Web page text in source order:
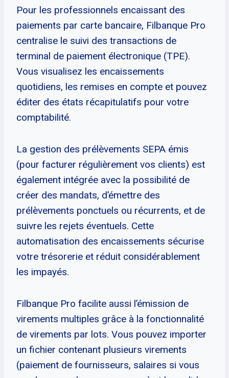
Pour les professionnels encaissant des
paiements par carte bancaire, Filbanque Pro
centralise le suivi des transactions de
terminal de paiement électronique (TPE).
Vous visualisez les encaissements
quotidiens, les remises en compte et pouvez
éditer des états récapitulatifs pour votre
comptabilité.
La gestion des prélèvements SEPA émis
(pour facturer régulièrement vos clients) est
également intégrée avec la possibilité de
créer des mandats, d’émettre des
prélèvements ponctuels ou récurrents, et de
suivre les rejets éventuels. Cette
automatisation des encaissements sécurise
votre trésorerie et réduit considérablement
les impayés.
Filbanque Pro facilite aussi l’émission de
virements multiples grâce à la fonctionnalité
de virements par lots. Vous pouvez importer
un fichier contenant plusieurs virements
(paiement de fournisseurs, salaires si vous